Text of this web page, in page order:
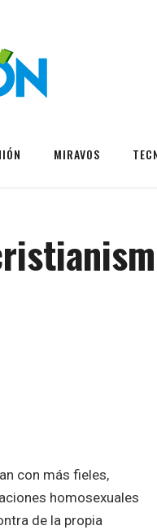
MIRAVOS
con más fieles,
homosexuales
de la propia